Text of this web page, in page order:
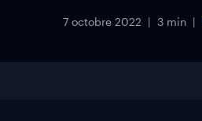
7 octobre 2022 3 min